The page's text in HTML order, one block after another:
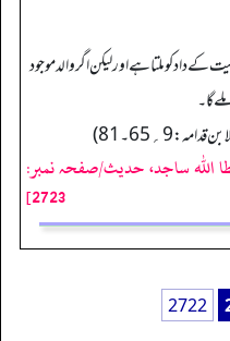
داد کو ملتا ہے اور لیکن اگر والد موجود
گا۔
9؍65۔ 81)
الله ساجد، حدیث/صفحہ نمبر:
2723]
2722